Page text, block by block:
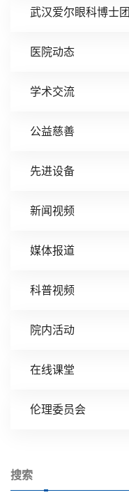
武汉爱尔眼科博士团
医院动态
学术交流
公益慈善
先进设备
新闻视频
媒体报道
科普视频
院内活动
在线课堂
伦理委员会
搜索